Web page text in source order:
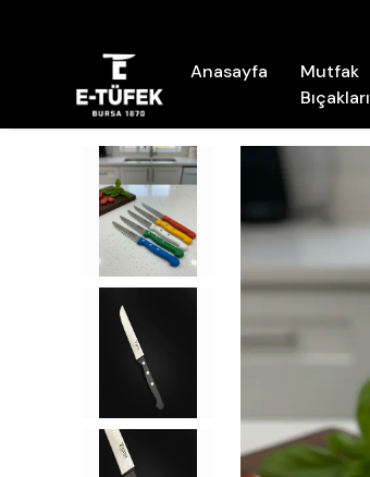
Anasayfa
Mutfak
Bıçakları